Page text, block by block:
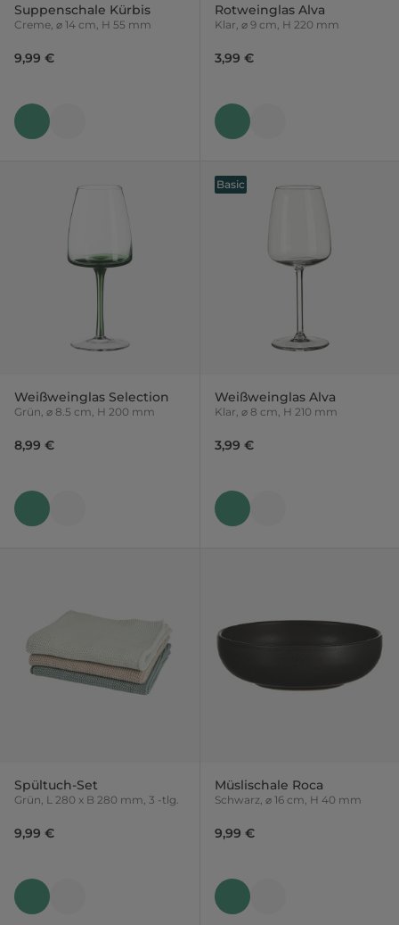
Suppenschale Kürbis
Creme, ⌀ 14 cm, H 55 mm
9,99 €
Rotweinglas Alva
Klar, ⌀ 9 cm, H 220 mm
3,99 €
Weißweinglas Selection
Grün, ⌀ 8.5 cm, H 200 mm
8,99 €
Weißweinglas Alva
Klar, ⌀ 8 cm, H 210 mm
3,99 €
Basic
Spültuch-Set
Grün, L 280 x B 280 mm, 3 -tlg.
9,99 €
Müslischale Roca
Schwarz, ⌀ 16 cm, H 40 mm
9,99 €